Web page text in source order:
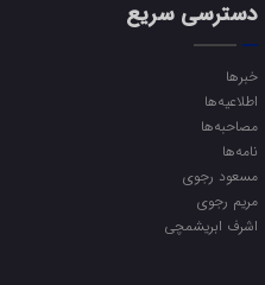
دسترسی سریع
خبرها
اطلاعیه‌ها
مصاحبه‌ها
نامه‌ها
مسعود رجوی
مریم رجوی
اشرف ابریشمچی